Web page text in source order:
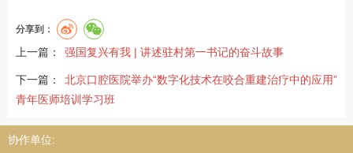
分享到：
上一篇： 强国复兴有我 | 讲述驻村第一书记的奋斗故事
下一篇：
北京口腔医院举办“数字化技术在咬合重建治疗中的应用”
青年医师培训学习班
协作单位: